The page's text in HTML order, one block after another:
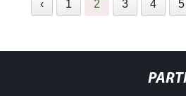
‹ 1 2 3 4 5